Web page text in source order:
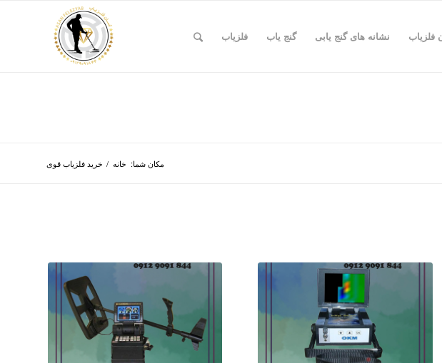
نشانه های گنج یابی گنج یاب فلزیاب
مکان شما: خانه / خرید فلزیاب قوی